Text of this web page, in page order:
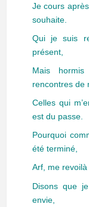
Je cours
souhaite.
Qui je suis
présent,
Mais
rencontres de
Celles qui
est du passe.
Pourquoi
été terminé,
Arf, me
Disons que
envie,